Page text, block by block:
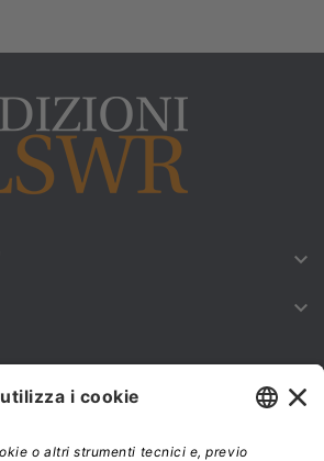


e rimani sempre aggiornato sulle